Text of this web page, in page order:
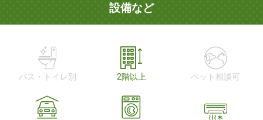
設備など
バス・トイレ別 2階以上 ペット相談可